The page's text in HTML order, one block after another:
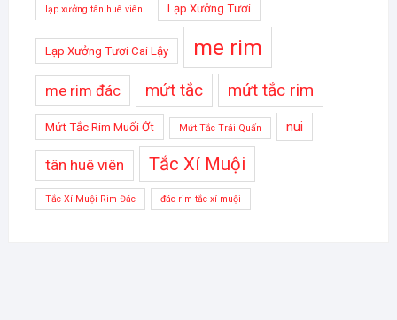
lạp xưởng tân huê viên Lạp Xưởng Tươi
Lạp Xưởng Tươi Cai Lậy me rim
me rim đác mứt tắc mứt tắc rim
Mứt Tắc Rim Muối Ớt Mứt Tắc Trái Quấn nui
tân huê viên Tắc Xí Muội
Tắc Xí Muội Rim Đác đác rim tắc xí muội